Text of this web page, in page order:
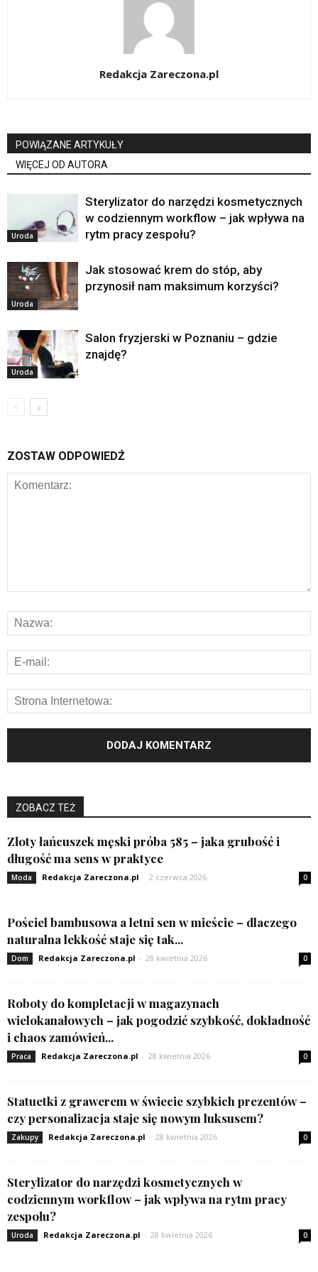
Redakcja Zareczona.pl
POWIĄZANE ARTYKUŁY
WIĘCEJ OD AUTORA
Uroda
Sterylizator do narzędzi kosmetycznych
w codziennym workflow – jak wpływa na
rytm pracy zespołu?
Uroda
Jak stosować krem do stóp, aby
przynosił nam maksimum korzyści?
Uroda
Salon fryzjerski w Poznaniu – gdzie
znajdę?
ZOSTAW ODPOWIEDŹ
ZOBACZ TEŻ
Złoty łańcuszek męski próba 585 – jaka grubość i
długość ma sens w praktyce
Moda Redakcja Zareczona.pl - 2 czerwca 2026 0
Pościel bambusowa a letni sen w mieście – dlaczego
naturalna lekkość staje się tak...
Dom Redakcja Zareczona.pl - 28 kwietnia 2026 0
Roboty do kompletacji w magazynach
wielokanałowych – jak pogodzić szybkość, dokładność
i chaos zamówień...
Praca Redakcja Zareczona.pl - 28 kwietnia 2026 0
Statuetki z grawerem w świecie szybkich prezentów –
czy personalizacja staje się nowym luksusem?
Zakupy Redakcja Zareczona.pl - 28 kwietnia 2026 0
Sterylizator do narzędzi kosmetycznych w
codziennym workflow – jak wpływa na rytm pracy
zespołu?
Uroda Redakcja Zareczona.pl - 28 kwietnia 2026 0